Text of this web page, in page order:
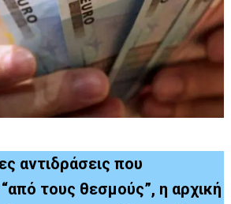
αντιδράσεις που
τους θεσμούς”, η αρχική